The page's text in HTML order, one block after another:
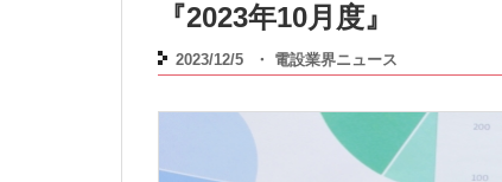
『2023年10月度』
2023/12/5 ・ 電設業界ニュース